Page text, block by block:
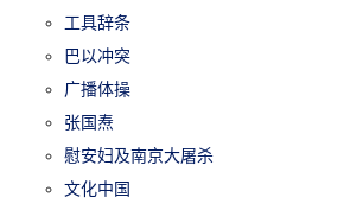
工具辞条
巴以冲突
广播体操
张国焘
慰安妇及南京大屠杀
文化中国